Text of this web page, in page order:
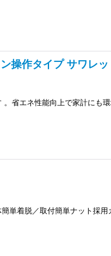
操作タイプ サワレッ
省エネ性能向上で家計にも
単着脱／取付簡単ナット採